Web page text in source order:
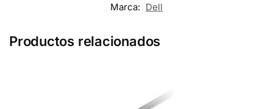
Marca: Dell
Productos relacionados